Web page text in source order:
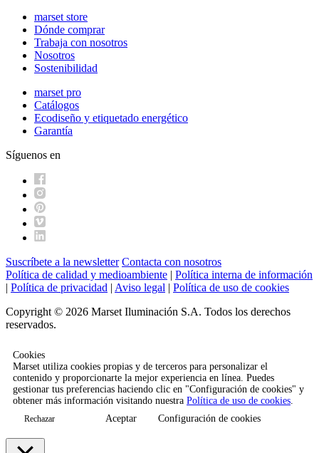
marset store
Dónde comprar
Trabaja con nosotros
Nosotros
Sostenibilidad
marset pro
Catálogos
Ecodiseño y etiquetado energético
Garantía
Síguenos en
Suscríbete a la newsletter Contacta con nosotros
Política de calidad y medioambiente | Política interna de información
| Política de privacidad | Aviso legal | Política de uso de cookies
Copyright © 2026 Marset Iluminación S.A. Todos los derechos
reservados.
Cookies
Marset utiliza cookies propias y de terceros para personalizar el
contenido y proporcionarte la mejor experiencia en línea. Puedes
gestionar tus preferencias haciendo clic en "Configuración de cookies" y
obtener más información visitando nuestra Política de uso de cookies.
Rechazar Aceptar Configuración de cookies